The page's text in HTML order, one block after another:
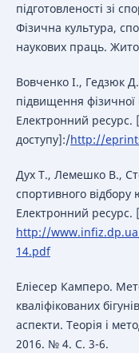
підготовленості зі
Фізична культура,
наукових праць.
Вовченко І., Гедзюк
підвищення фізичної
Електронний
доступу]:/http://
Дух Т., Лемешко В.,
спортивного відбору
Електронний ресурс.
http://
14.pdf
Еліесер Камперо.
кваліфікованих
аспекти. Теорія і
2016. № 4. С. 3-6.